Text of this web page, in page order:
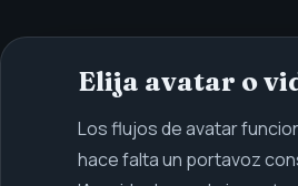
Elija avatar o
Los flujos de avatar
hace falta un portavoz